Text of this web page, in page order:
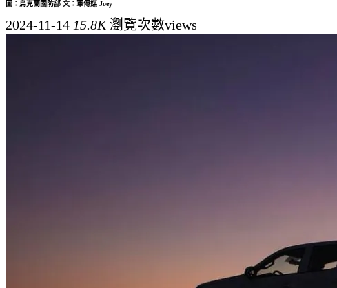
圖：烏克蘭國防部 文：軍傳媒 Joey
2024-11-14 15.8K瀏覽次數views